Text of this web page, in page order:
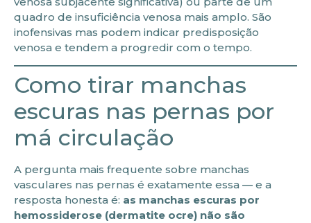
quadro de insuficiência venosa mais amplo. São
inofensivas mas podem indicar predisposição
venosa e tendem a progredir com o tempo.
Como tirar manchas
escuras nas pernas por
má circulação
A pergunta mais frequente sobre manchas
vasculares nas pernas é exatamente essa — e a
resposta honesta é: as manchas escuras por
hemossiderose (dermatite ocre) não são